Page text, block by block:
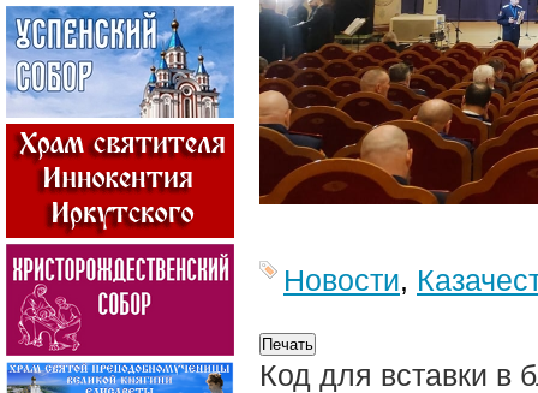
Новости,
Код для вставки в